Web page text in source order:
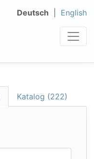
Deutsch English
Katalog (222)